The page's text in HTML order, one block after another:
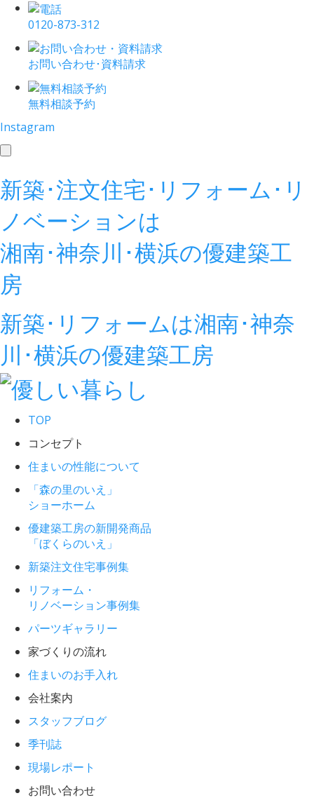
0120-873-312
お問い合わせ･資料請求
無料相談予約
Instagram
toggle
新築･注文住宅･リフォーム･リ
ノベーションは
湘南･神奈川･横浜の優建築工
房
新築･リフォームは湘南･神奈
川･横浜の優建築工房
TOP
コンセプト
住まいの性能について
「森の里のいえ」
ショーホーム
優建築工房の新開発商品
「ぼくらのいえ」
新築注文住宅事例集
リフォーム・
リノベーション事例集
パーツギャラリー
家づくりの流れ
住まいのお手入れ
会社案内
スタッフブログ
季刊誌
現場レポート
お問い合わせ